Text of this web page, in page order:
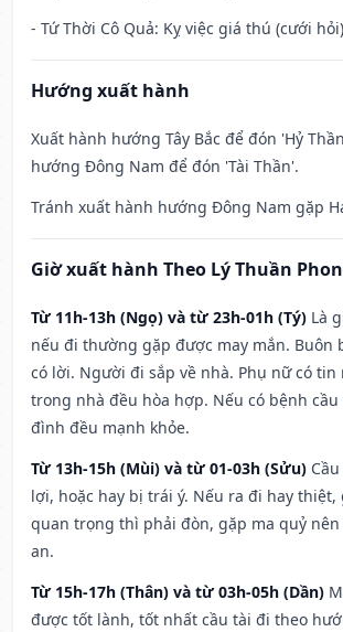
- Tứ Thời Cô Quả: Kỵ việc giá thú (cưới
Hướng xuất hành
Xuất hành hướng Tây Bắc để đón 'Hỷ
hướng Đông Nam để đón 'Tài Thần'.
Tránh xuất hành hướng Đông Nam gặp
Giờ xuất hành Theo Lý Thuần
Từ 11h-13h (Ngọ) và từ 23h-01h (Tý) Là
nếu đi thường gặp được may mắn. Buôn
có lời. Người đi sắp về nhà. Phụ nữ có tin
trong nhà đều hòa hợp. Nếu có bệnh
đình đều mạnh khỏe.
Từ 13h-15h (Mùi) và từ 01-03h (Sửu)
lợi, hoặc hay bị trái ý. Nếu ra đi hay thiệt,
quan trọng thì phải đòn, gặp ma quỷ
an.
Từ 15h-17h (Thân) và từ 03h-05h (Dần)
được tốt lành, tốt nhất cầu tài đi theo